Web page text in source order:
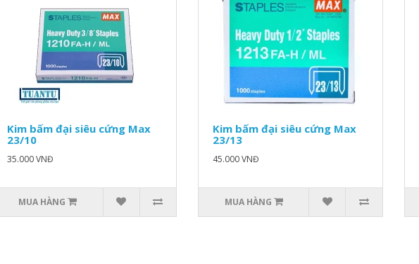
Kim bấm đại siêu cứng Max
23/10
35.000 VNĐ
MUA HÀNG
Kim bấm đại siêu cứng Max
23/13
45.000 VNĐ
MUA HÀNG